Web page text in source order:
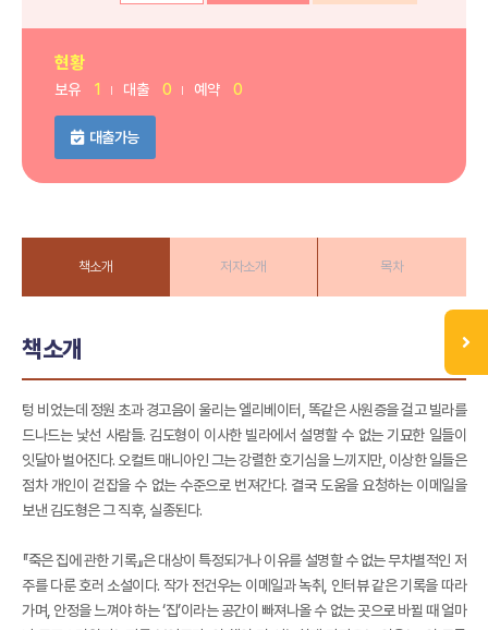
현황
보유 1 대출 0 예약 0
대출가능
책소개 저자소개 목차
책소개
텅 비었는데 정원 초과 경고음이 울리는 엘리베이터, 똑같은 사원증을 걸고 빌라를
드나드는 낯선 사람들. 김도형이 이사한 빌라에서 설명할 수 없는 기묘한 일들이
잇달아 벌어진다. 오컬트 매니아인 그는 강렬한 호기심을 느끼지만, 이상한 일들은
점차 개인이 걷잡을 수 없는 수준으로 번져간다. 결국 도움을 요청하는 이메일을
보낸 김도형은 그 직후, 실종된다.
『죽은 집에 관한 기록』은 대상이 특정되거나 이유를 설명할 수 없는 무차별적인 저
주를 다룬 호러 소설이다. 작가 전건우는 이메일과 녹취, 인터뷰 같은 기록을 따라
가며, 안정을 느껴야 하는 ‘집’이라는 공간이 빠져나올 수 없는 곳으로 바뀔 때 얼마